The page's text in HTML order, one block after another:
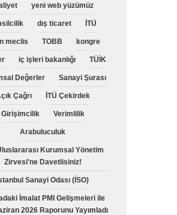
yeni web yüzümüz
dış ticaret İTÜ
meclis TOBB kongre
iç işleri bakanlığı TÜİK
Değerler Sanayi Şurası
Çağrı İTÜ Çekirdek
Girişimcilik Verimlilik
Arabuluculuk
Kurumsal Yönetim
Zirvesi'ne Davetlisiniz!
Sanayi Odası (İSO)
İmalat PMI Gelişmeleri ile
2026 Raporunu Yayımladı